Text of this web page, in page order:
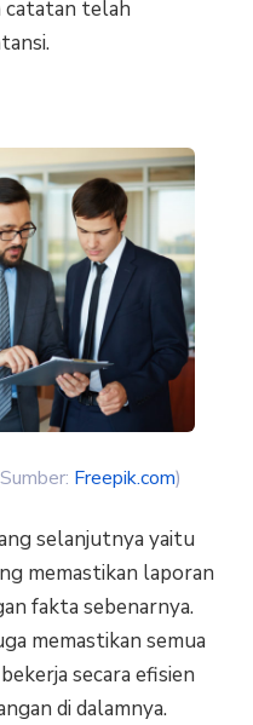
catatan telah
Freepik.com)
selanjutnya yaitu
memastikan laporan
fakta sebenarnya.
memastikan semua
secara efisien
di dalamnya.